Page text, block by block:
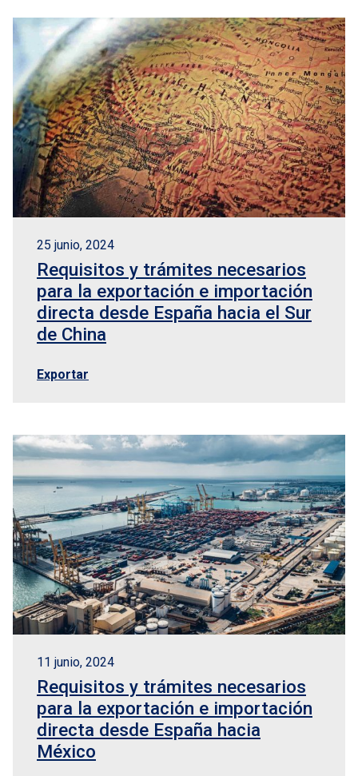
25 junio, 2024
Requisitos y trámites necesarios
para la exportación e importación
directa desde España hacia el Sur
de China
Exportar
11 junio, 2024
Requisitos y trámites necesarios
para la exportación e importación
directa desde España hacia
México